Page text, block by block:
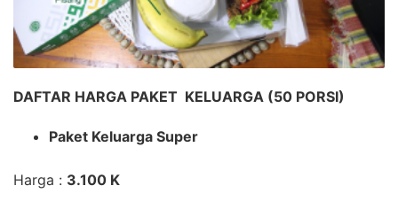
DAFTAR HARGA PAKET KELUARGA (50 PORSI)
Paket Keluarga Super
Harga : 3.100 K